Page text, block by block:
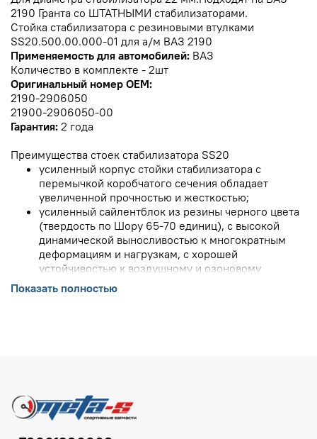
2190 Гранта со ШТАТНЫМИ стабилизаторами.
Стойка стабилизатора с резиновыми втулками
SS20.500.00.000-01 для а/м ВАЗ 2190
Применяемость для автомобилей: ВАЗ
Количество в комплекте - 2шт
Оригинальный номер OEM:
2190-2906050
21900-2906050-00
Гарантия: 2 года
Преимущества стоек стабилизатора SS20
усиленный корпус стойки стабилизатора с
перемычкой коробчатого сечения обладает
увеличенной прочностью и жесткостью;
усиленный сайлентблок из резины черного цвета
(твердость по Шору 65-70 единиц), с высокой
динамической выносливостью к многократным
деформациям и нагрузкам, с хорошей
устойчивостью к воздушному и озоновому
аргоновая сварка по периметру перемычки
сайлентблоки сохраняют эластичность до -40°С,
устойчивы к воздействию бензина, масел и
реагентов;
Показать полностью